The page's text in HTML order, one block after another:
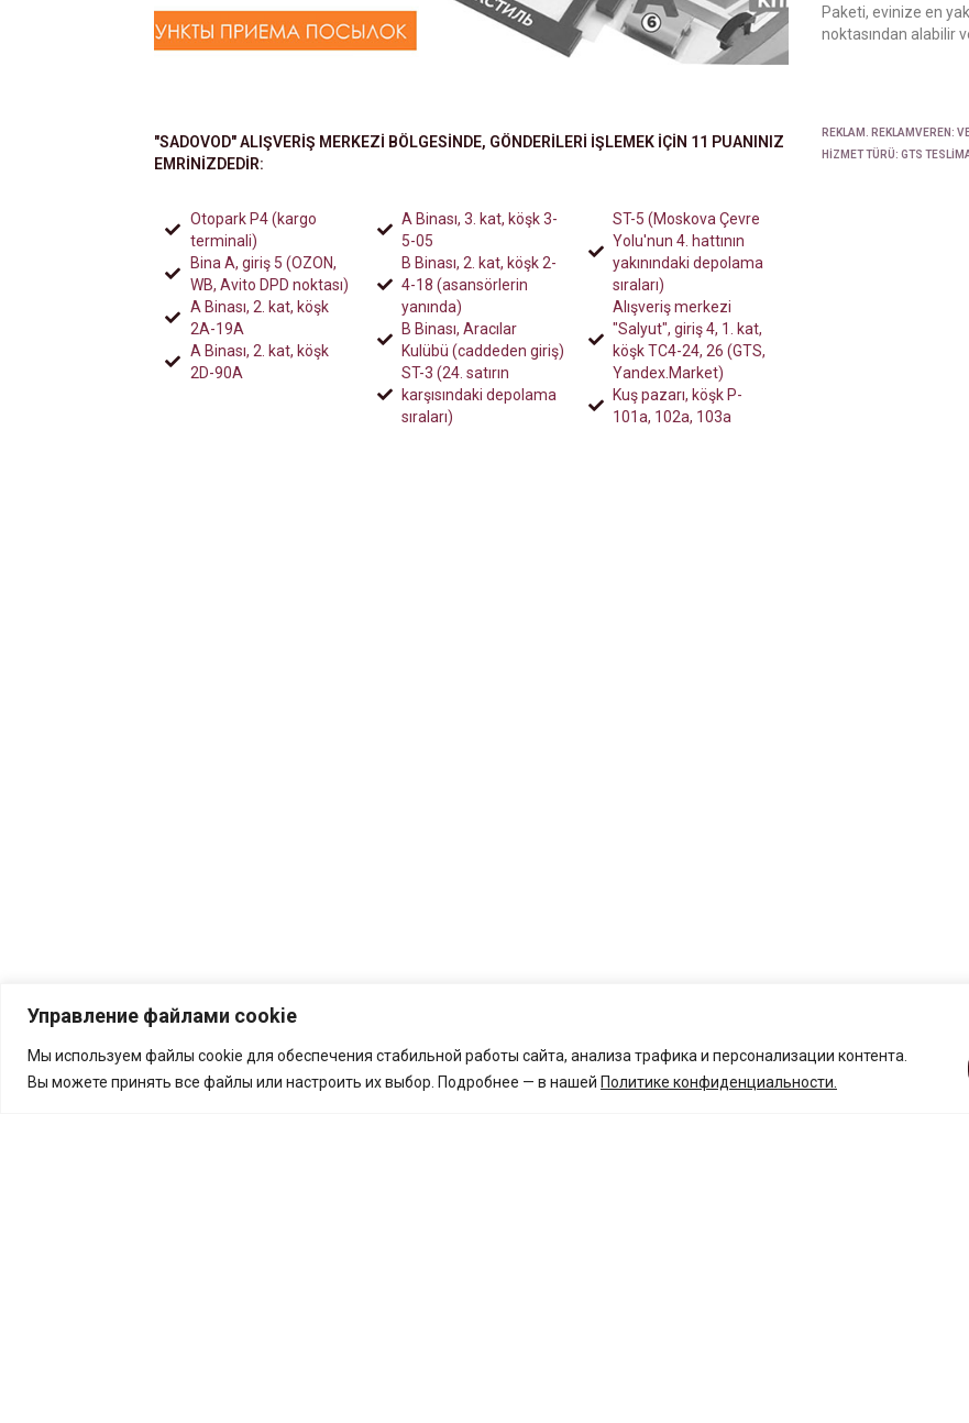
Управление файлами cookie
Мы используем файлы cookie для обеспечения стабильной работы сайта, анализа трафика и персонализации контента.
Вы можете принять все файлы или настроить их выбор. Подробнее — в нашей Политике конфиденциальности
Paketi, evinize en
noktasından alabilir
"SADOVOD" ALIŞVERIŞ MERKEZI BÖLGESINDE, GÖNDERILERI IŞLEMEK IÇIN 11 PUANINIZ
EMRINIZDEDIR:
Otopark P4 (kargo
terminali)
Bina A, giriş 5 (OZON,
WB, Avito DPD noktası)
A Binası, 2. kat, köşk
2A-19A
A Binası, 2. kat, köşk
2D-90A
A Binası, 3. kat, köşk 3-
5-05
B Binası, 2. kat, köşk 2-
4-18 (asansörlerin
yanında)
B Binası, Aracılar
Kulübü (caddeden giriş)
ST-3 (24. satırın
karşısındaki depolama
sıraları)
ST-5 (Moskova Çevre
Yolu'nun 4. hattının
yakınındaki depolama
sıraları)
Alışveriş merkezi
"Salyut", giriş 4, 1. kat,
köşk TC4-24, 26 (GTS,
Yandex.Market)
Kuş pazarı, köşk P-
101a, 102a, 103a
REKLAM. REKLAMVEREN:
HIZMET TÜRÜ: GTS